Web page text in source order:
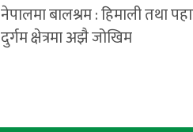
नेपालमा बालश्रम : हिमाली तथा
दुर्गम क्षेत्रमा अझै जोखिम